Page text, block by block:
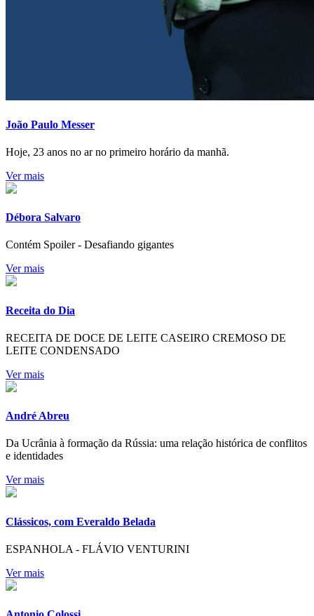
João Paulo Messer
Hoje, 23 anos no ar no primeiro horário da manhã.
Ver mais
Débora Salvaro
Contém Spoiler - Desafiando gigantes
Ver mais
Receita do Dia
RECEITA DE DOCE DE LEITE CASEIRO CREMOSO DE
LEITE CONDENSADO
Ver mais
André Abreu
Da Ucrânia à formação da Rússia: uma relação histórica de conflitos
e identidades
Ver mais
Clássicos, com Everaldo Belada
ESPANHOLA - FLÁVIO VENTURINI
Ver mais